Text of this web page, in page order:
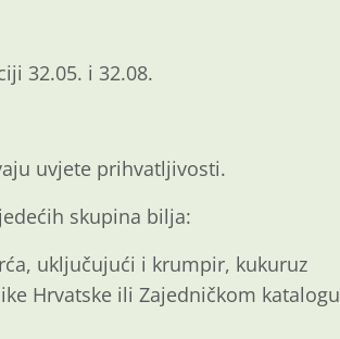
32.05. i 32.08.
uvjete prihvatljivosti.
skupina bilja:
uključujući i krumpir, kukuruz
Hrvatske ili Zajedničkom katalogu